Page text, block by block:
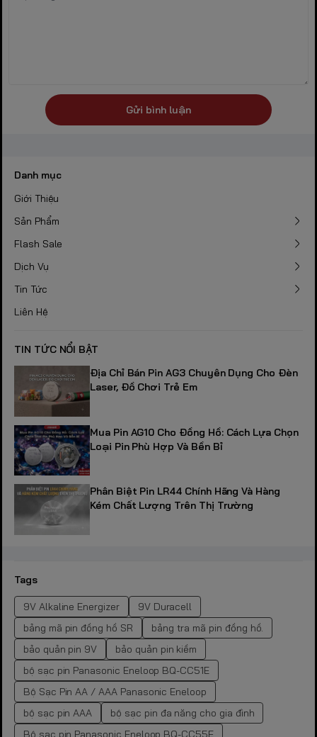
Gửi bình luận
Danh mục
Giới Thiệu
Sản Phẩm
Flash Sale
Dịch Vụ
Tin Tức
Liên Hệ
TIN TỨC NỔI BẬT
Địa Chỉ Bán Pin AG3 Chuyên Dụng Cho Đèn
Laser, Đồ Chơi Trẻ Em
Mua Pin AG10 Cho Đồng Hồ: Cách Lựa Chọn
Loại Pin Phù Hợp Và Bền Bỉ
Phân Biệt Pin LR44 Chính Hãng Và Hàng
Kém Chất Lượng Trên Thị Trường
Tags
9V Alkaline Energizer
9V Duracell
bảng mã pin đồng hồ SR
bảng tra mã pin đồng hồ.
bảo quản pin 9V
bảo quản pin kiềm
bộ sạc pin Panasonic Eneloop BQ-CC51E
Bộ Sạc Pin AA / AAA Panasonic Eneloop
bộ sạc pin AAA
bộ sạc pin đa năng cho gia đình
Bộ sạc pin Panasonic Eneloop BQ-CC55E